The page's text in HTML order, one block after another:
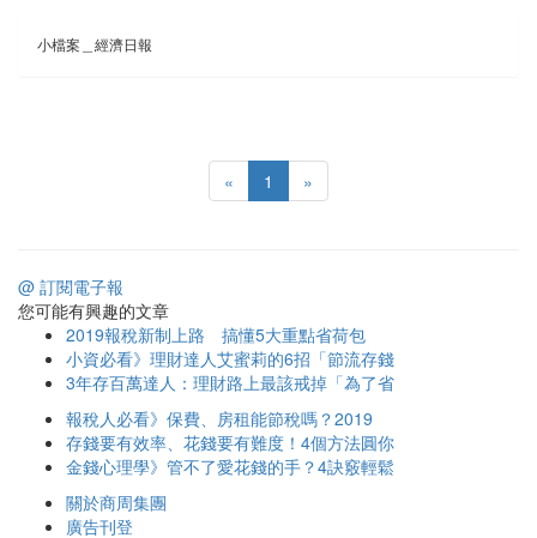
小檔案＿經濟日報
« 1 »
@ 訂閱電子報
您可能有興趣的文章
2019報稅新制上路 搞懂5大重點省荷包
小資必看》理財達人艾蜜莉的6招「節流存錢
3年存百萬達人：理財路上最該戒掉「為了省
報稅人必看》保費、房租能節稅嗎？2019
存錢要有效率、花錢要有難度！4個方法圓你
金錢心理學》管不了愛花錢的手？4訣竅輕鬆
關於商周集團
廣告刊登